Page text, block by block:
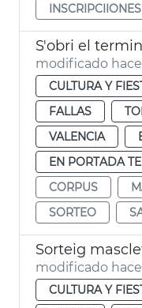
INSCRIPCIIONES
modificado hace
CULTURA Y
FALLAS
VALENCIA
EN PORTADA
CORPUS
SORTEO
modificado hace
CULTURA Y